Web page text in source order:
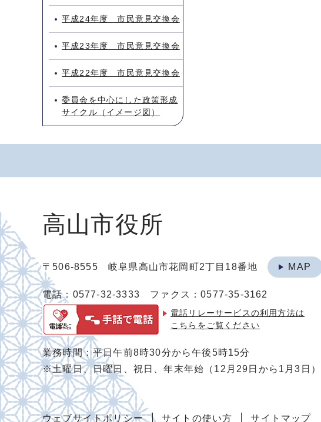
平成24年度 市民意見交換会
平成23年度 市民意見交換会
平成22年度 市民意見交換会
委員会を中心にした政策形成
サイクル（イメージ図）
高山市役所
〒506-8555 岐阜県高山市花岡町2丁目18番地 MAP
電話：0577-32-3333 ファクス：0577-35-3162
電話リレーサービスの利用方法は
こちらをご覧ください
業務時間：平日午前8時30分から午後5時15分
※土曜日、日曜日、祝日、年末年始（12月29日から1月3日）
ウェブサイトポリシー サイトの使い方 サイトマップ